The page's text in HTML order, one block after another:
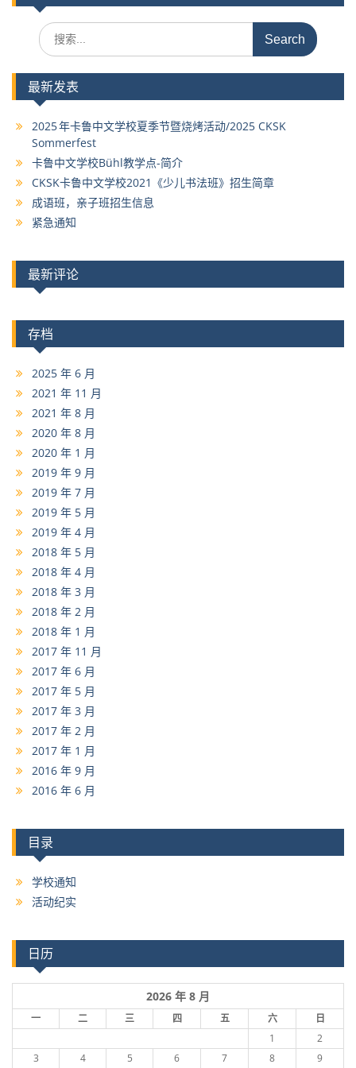
Search
for:
最新发表
2025 年卡鲁中文学校夏季节暨烧烤活动/2025 CKSK
Sommerfest
卡鲁中文学校Bühl教学点-简介
CKSK卡鲁中文学校2021《少儿书法班》招生简章
成语班，亲子班招生信息
紧急通知
最新评论
存档
2025 年 6 月
2021 年 11 月
2021 年 8 月
2020 年 8 月
2020 年 1 月
2019 年 9 月
2019 年 7 月
2019 年 5 月
2019 年 4 月
2018 年 5 月
2018 年 4 月
2018 年 3 月
2018 年 2 月
2018 年 1 月
2017 年 11 月
2017 年 6 月
2017 年 5 月
2017 年 3 月
2017 年 2 月
2017 年 1 月
2016 年 9 月
2016 年 6 月
目录
学校通知
活动纪实
日历
2026 年 8 月
一 二 三 四 五 六
日
1
2
3
4 5 6 7 8 9